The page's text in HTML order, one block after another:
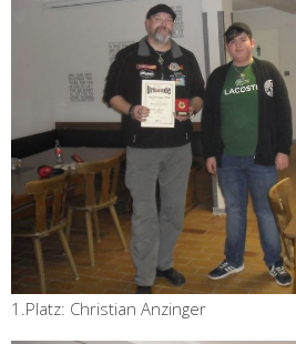
1.Platz: Christian Anzinger